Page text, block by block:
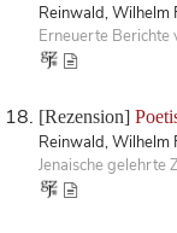
Reinwald, Wilhelm
Erneuerte
[Rezension]
Reinwald, Wilhelm
Jenaische